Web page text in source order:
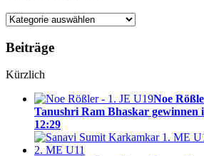
Blog-
Beiträge
Kürzlich
Noe
Tanushri Ram Bhaskar gewinnen
12:29